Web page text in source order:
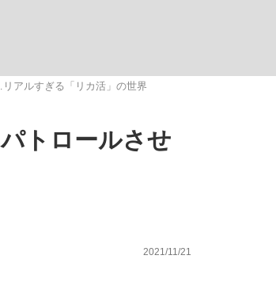
が悪者扱いされているのが悲しい」『北の国から』倉
アルすぎる「リカ活」の世界
トロールさせ
2021/11/21